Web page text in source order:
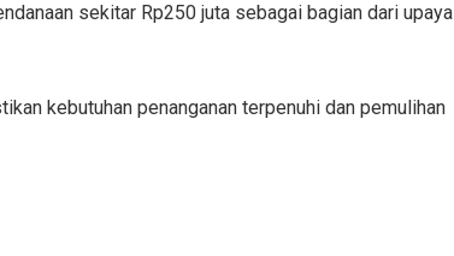
sekitar Rp250 juta sebagai bagian dari upaya
kebutuhan penanganan terpenuhi dan pemulihan